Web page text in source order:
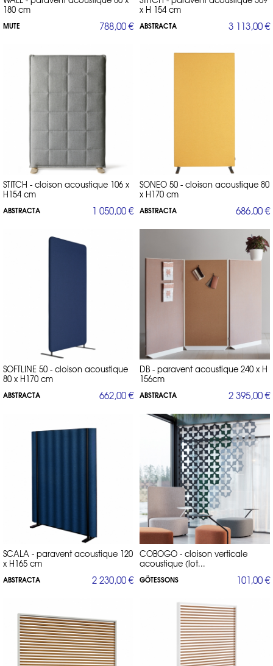
180 cm
MUTE 788,00 €
x H 154 cm
ABSTRACTA 3 113,00 €
STITCH - cloison acoustique 106 x
H154 cm
ABSTRACTA 1 050,00 €
SONEO 50 - cloison acoustique 80
x H170 cm
ABSTRACTA 686,00 €
SOFTLINE 50 - cloison acoustique
80 x H170 cm
ABSTRACTA 662,00 €
DB - paravent acoustique 240 x H
156cm
ABSTRACTA 2 395,00 €
SCALA - paravent acoustique 120
x H165 cm
ABSTRACTA 2 230,00 €
COBOGO - cloison verticale
acoustique (lot...
GÖTESSONS 101,00 €